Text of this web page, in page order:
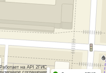
Работает на API 2ГИС
соглашение